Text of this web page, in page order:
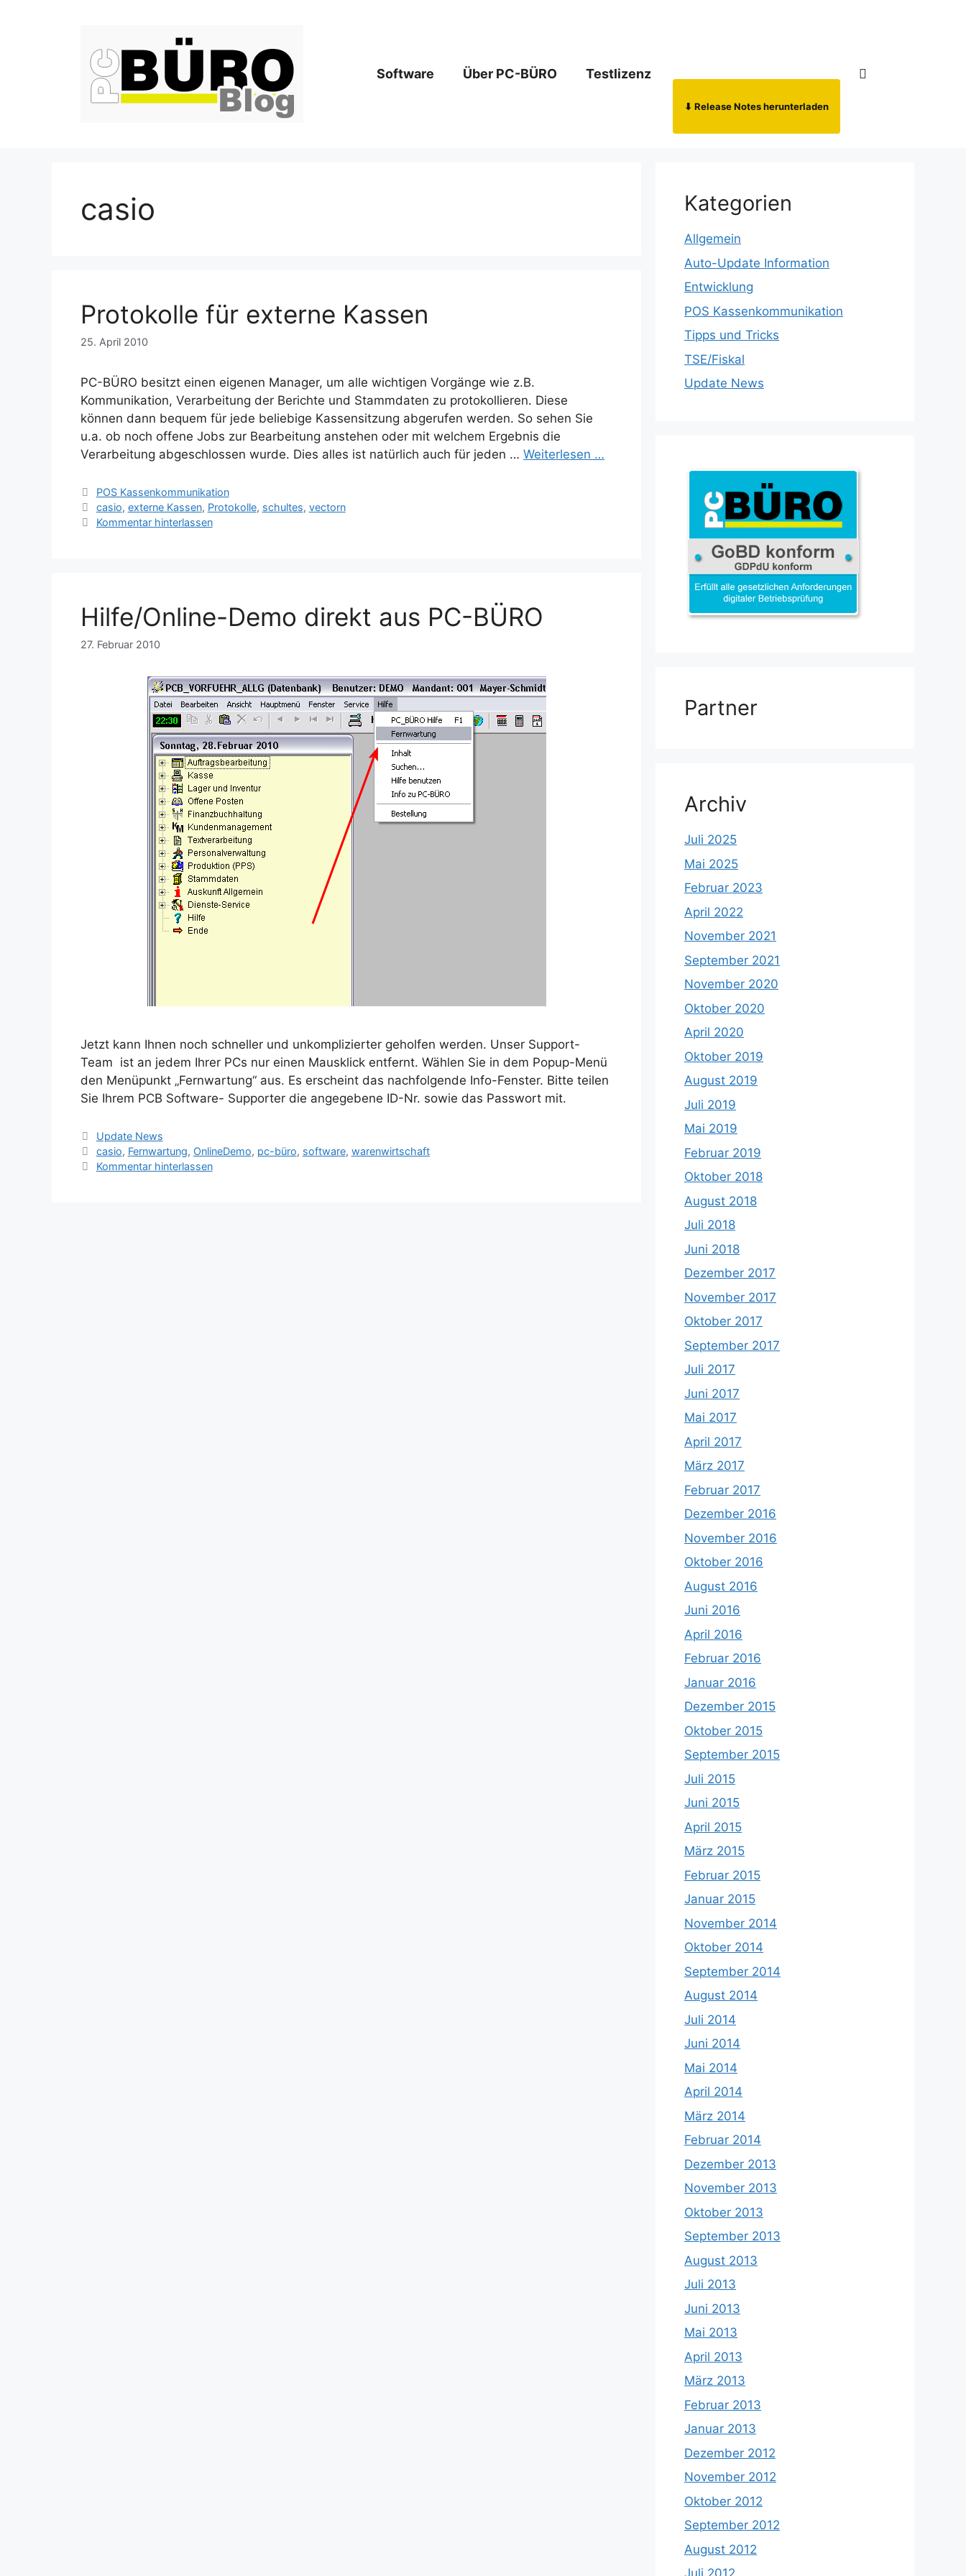
Software Über PC-BÜRO Testlizenz
⬇ Release Notes herunterladen
casio
Protokolle für externe Kassen
25. April 2010
PC-BÜRO besitzt einen eigenen Manager, um alle wichtigen Vorgänge wie z.B.
Kommunikation, Verarbeitung der Berichte und Stammdaten zu protokollieren. Diese
können dann bequem für jede beliebige Kassensitzung abgerufen werden. So sehen Sie
u.a. ob noch offene Jobs zur Bearbeitung anstehen oder mit welchem Ergebnis die
Verarbeitung abgeschlossen wurde. Dies alles ist natürlich auch für jeden … Weiterlesen …
Kategorien
POS Kassenkommunikation
Schlagwörter
casio, externe Kassen, Protokolle, schultes, vectorn
Kommentar hinterlassen
Hilfe/Online-Demo direkt aus PC-BÜRO
27. Februar 2010
Jetzt kann Ihnen noch schneller und unkomplizierter geholfen werden. Unser Support-
Team ist an jedem Ihrer PCs nur einen Mausklick entfernt. Wählen Sie in dem Popup-Menü
den Menüpunkt „Fernwartung“ aus. Es erscheint das nachfolgende Info-Fenster. Bitte teilen
Sie Ihrem PCB Software- Supporter die angegebene ID-Nr. sowie das Passwort mit.
Kategorien
Update News
Schlagwörter
casio, Fernwartung, OnlineDemo, pc-büro, software, warenwirtschaft
Kommentar hinterlassen
Kategorien
Allgemein
Auto-Update Information
Entwicklung
POS Kassenkommunikation
Tipps und Tricks
TSE/Fiskal
Update News
Partner
Archiv
Juli 2025
Mai 2025
Februar 2023
April 2022
November 2021
September 2021
November 2020
Oktober 2020
April 2020
Oktober 2019
August 2019
Juli 2019
Mai 2019
Februar 2019
Oktober 2018
August 2018
Juli 2018
Juni 2018
Dezember 2017
November 2017
Oktober 2017
September 2017
Juli 2017
Juni 2017
Mai 2017
April 2017
März 2017
Februar 2017
Dezember 2016
November 2016
Oktober 2016
August 2016
Juni 2016
April 2016
Februar 2016
Januar 2016
Dezember 2015
Oktober 2015
September 2015
Juli 2015
Juni 2015
April 2015
März 2015
Februar 2015
Januar 2015
November 2014
Oktober 2014
September 2014
August 2014
Juli 2014
Juni 2014
Mai 2014
April 2014
März 2014
Februar 2014
Dezember 2013
November 2013
Oktober 2013
September 2013
August 2013
Juli 2013
Juni 2013
Mai 2013
April 2013
März 2013
Februar 2013
Januar 2013
Dezember 2012
November 2012
Oktober 2012
September 2012
August 2012
Juli 2012